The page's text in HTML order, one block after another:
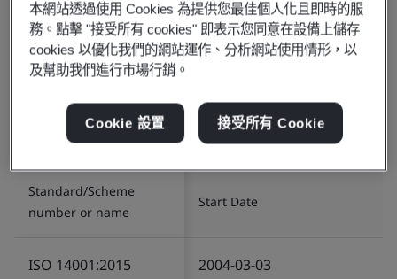
Certificate number:EMS 80546
plastic products.
五金文具用塑料产品制造。
Standard/Scheme
number or name
Start Date
ISO 14001:2015 2004-03-03
本網站透過使用 Cookies 為提供您最佳個人化且即時的服
務。點擊 "接受所有 cookies" 即表示您同意在設備上儲存
cookies 以優化我們的網站運作、分析網站使用情形，以
及幫助我們進行市場行銷。
Cookie 設置 接受所有 Cookie